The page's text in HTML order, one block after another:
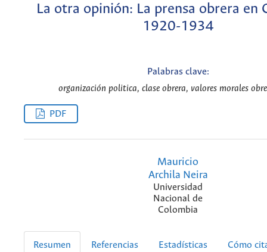
La otra opinión: La prensa obrera en
1920-1934
Palabras clave:
organización politica, clase obrera, valores morales
PDF
Mauricio
Archila Neira
Universidad
Nacional de
Colombia
Resumen Referencias Estadísticas Cómo